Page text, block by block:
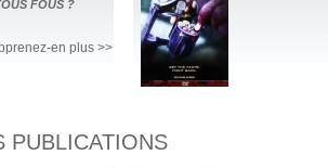
FOUS ?
en plus >>
PUBLICATIONS